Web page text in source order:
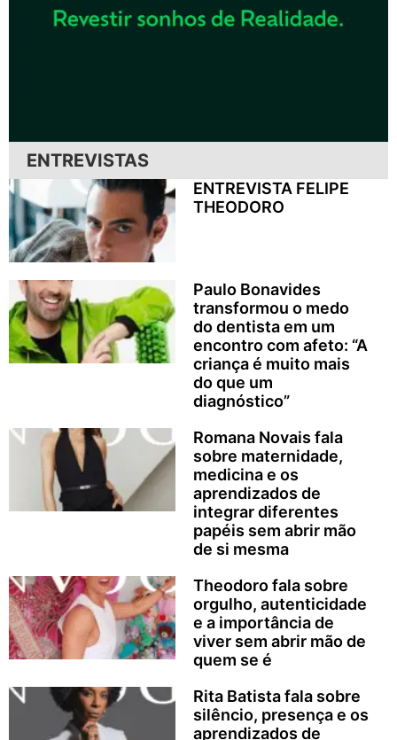
ENTREVISTAS
ENTREVISTA FELIPE
THEODORO
Paulo Bonavides
transformou o medo
do dentista em um
encontro com afeto: “A
criança é muito mais
do que um
diagnóstico”
Romana Novais fala
sobre maternidade,
medicina e os
aprendizados de
integrar diferentes
papéis sem abrir mão
de si mesma
Theodoro fala sobre
orgulho, autenticidade
e a importância de
viver sem abrir mão de
quem se é
Rita Batista fala sobre
silêncio, presença e os
aprendizados de